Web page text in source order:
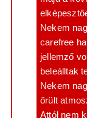
Nekem
carefree
jellemző
beleálltak
Nekem
őrült
Attól nem